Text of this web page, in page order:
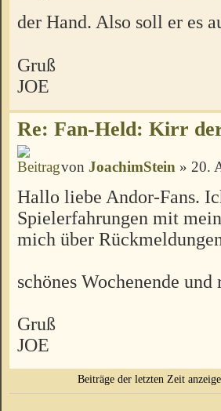
der Hand. Also soll er es
Gruß
JOE
Re: Fan-Held: Kirr
von JoachimStein » 20.
Hallo liebe Andor-Fans.
Spielerfahrungen mit
mich über
schönes Wochenende
Gruß
JOE
Beiträge der letzten Zeit